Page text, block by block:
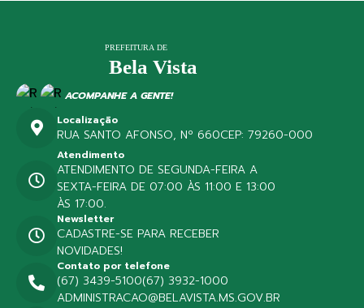
ACOMPANHE A GENTE!
Localização
RUA SANTO AFONSO, Nº 660CEP: 79260-000
Contato por telefone
(67) 3439-5100(67) 3932-1000
ADMINISTRACAO@BELAVISTA.MS.GOV.BR
Atendimento
ATENDIMENTO DE SEGUNDA-FEIRA A
SEXTA-FEIRA DE 07:00 ÀS 11:00 E 13:00
ÀS 17:00.
Newsletter
CADASTRE-SE PARA RECEBER
NOVIDADES!